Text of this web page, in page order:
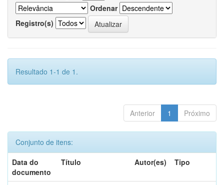
Ordenar
Registro(s)
Resultado 1-1 de 1.
Anterior 1 Próximo
Conjunto de itens:
Data do
documento
Título Autor(es) Tipo